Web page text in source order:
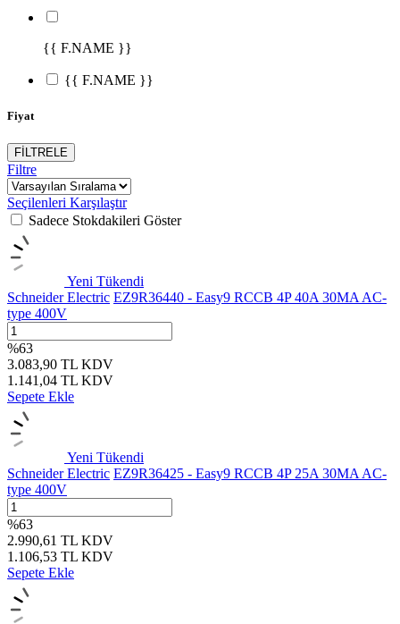
{{ F.NAME }}
{{ F.NAME }}
Fiyat
FİLTRELE
Filtre
Seçilenleri Karşılaştır
Sadece Stokdakileri Göster
Yeni Tükendi
Schneider Electric EZ9R36440 - Easy9 RCCB 4P 40A 30MA AC-
type 400V
%63
3.083,90 TL KDV
1.141,04 TL KDV
Sepete Ekle
Yeni Tükendi
Schneider Electric EZ9R36425 - Easy9 RCCB 4P 25A 30MA AC-
type 400V
%63
2.990,61 TL KDV
1.106,53 TL KDV
Sepete Ekle